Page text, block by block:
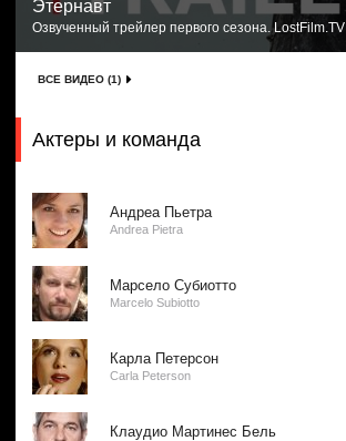
Этернавт
Озвученный трейлер первого сезона. LostFilm.TV
ВСЕ ВИДЕО (1)
Актеры и команда
Андреа Пьетра
Andrea Pietra
Марсело Субиотто
Marcelo Subiotto
Карла Петерсон
Carla Peterson
Клаудио Мартинес Бель